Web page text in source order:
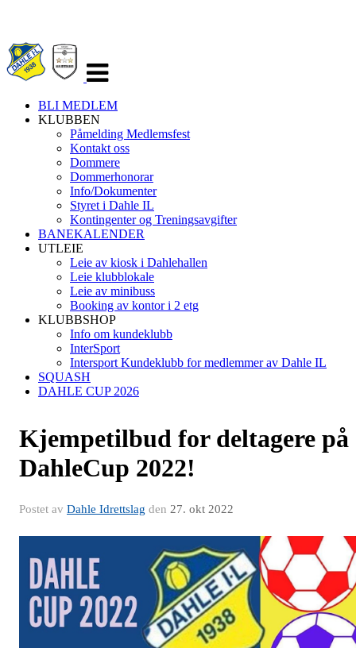
navigasjon
BLI MEDLEM
KLUBBEN
Påmelding Medlemsfest
Kontakt oss
Dommere
Dommerhonorar
Info/Dokumenter
Styret i Dahle IL
Kontingenter og Treningsavgifter
BANEKALENDER
UTLEIE
Leie av kiosk i Dahlehallen
Leie klubblokale
Leie av minibuss
Booking av kontor i 2 etg
KLUBBSHOP
Info om kundeklubb
InterSport
Intersport Kundeklubb for medlemmer av Dahle IL
SQUASH
DAHLE CUP 2026
Kjempetilbud for deltagere på
DahleCup 2022!
Postet av Dahle Idrettslag den 27. okt 2022